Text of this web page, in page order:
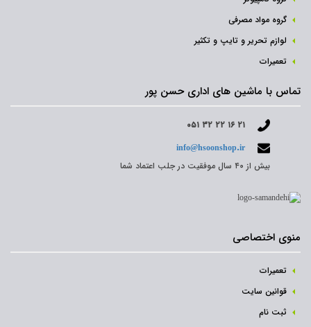
گروه مواد مصرفی
لوازم تحریر و تایپ و تکثیر
تعمیرات
تماس با ماشین های اداری حسن پور
۰۵۱ ۳۲ ۲۲ ۱۶ ۲۱
info@hsoonshop.ir
بیش از ۴۰ سال موفقیت در جلب اعتماد شما
منوی اختصاصی
تعمیرات
قوانین سایت
ثبت نام‌